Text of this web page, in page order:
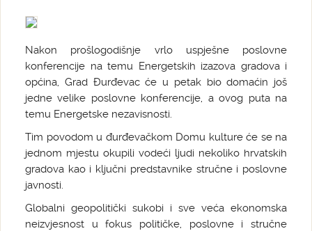
Nakon prošlogodišnje vrlo uspješne poslovne
konferencije na temu Energetskih izazova gradova i
općina, Grad Đurđevac će u petak bio domaćin još
jedne velike poslovne konferencije, a ovog puta na
temu Energetske nezavisnosti.
Tim povodom u đurđevačkom Domu kulture će se na
jednom mjestu okupili vodeći ljudi nekoliko hrvatskih
gradova kao i ključni predstavnike stručne i poslovne
javnosti.
Globalni geopolitički sukobi i sve veća ekonomska
neizvjesnost u fokus političke, poslovne i stručne